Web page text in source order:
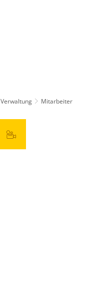
Verwaltung Mitarbeiter